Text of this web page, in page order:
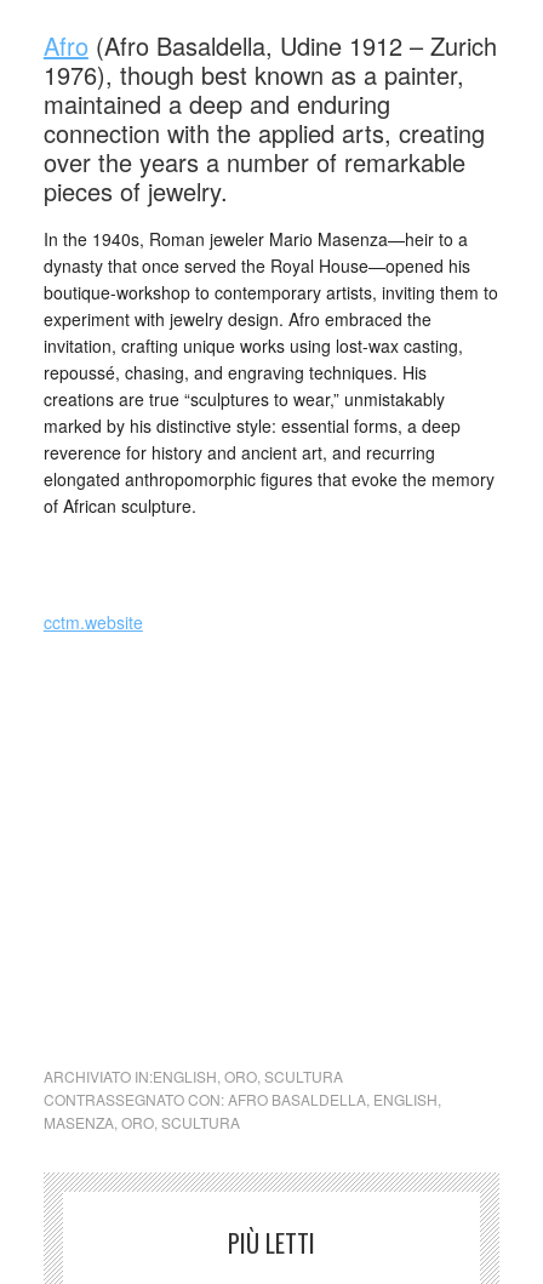
Afro(Afro Basaldella, Udine 1912 – Zurich
1976), though best known as a painter,
maintained a deep and enduring
connection with the applied arts, creating
over the years a number of remarkable
pieces of jewelry.
In the 1940s, Roman jeweler Mario Masenza—heir to a
dynasty that once served the Royal House—opened his
boutique-workshop to contemporary artists, inviting them to
experiment with jewelry design. Afro embraced the
invitation, crafting unique works using lost-wax casting,
repoussé, chasing, and engraving techniques. His
creations are true “sculptures to wear,” unmistakably
marked by his distinctive style: essential forms, a deep
reverence for history and ancient art, and recurring
elongated anthropomorphic figures that evoke the memory
of African sculpture.
cctm.website
ARCHIVIATO IN:ENGLISH ORO, SCULTURA
CONTRASSEGNATO CON:AFRO BASALDELLA, ENGLISH
MASENZA, ORO, SCULTURA
PIÙ LETTI